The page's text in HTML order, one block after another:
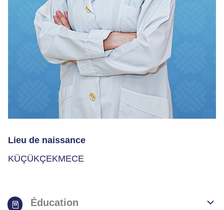
Lieu de naissance
KÜÇÜKÇEKMECE
Éducation